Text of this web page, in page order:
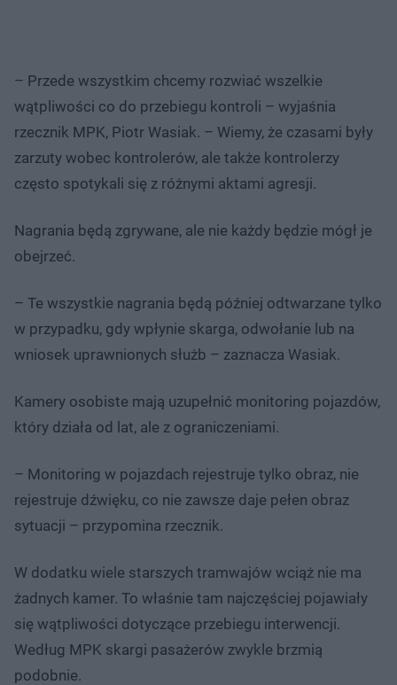
– Przede wszystkim chcemy rozwiać wszelkie
wątpliwości co do przebiegu kontroli – wyjaśnia
rzecznik MPK, Piotr Wasiak. – Wiemy, że czasami były
zarzuty wobec kontrolerów, ale także kontrolerzy
często spotykali się z różnymi aktami agresji.
Nagrania będą zgrywane, ale nie każdy będzie mógł je
obejrzeć.
– Te wszystkie nagrania będą później odtwarzane tylko
w przypadku, gdy wpłynie skarga, odwołanie lub na
wniosek uprawnionych służb – zaznacza Wasiak.
Kamery osobiste mają uzupełnić monitoring pojazdów,
który działa od lat, ale z ograniczeniami.
– Monitoring w pojazdach rejestruje tylko obraz, nie
rejestruje dźwięku, co nie zawsze daje pełen obraz
sytuacji – przypomina rzecznik.
W dodatku wiele starszych tramwajów wciąż nie ma
żadnych kamer. To właśnie tam najczęściej pojawiały
się wątpliwości dotyczące przebiegu interwencji.
Według MPK skargi pasażerów zwykle brzmią
podobnie.